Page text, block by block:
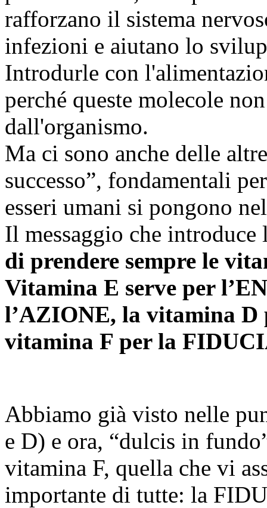
rafforzano il sistema
infezioni e aiutano lo
Introdurle con
perché queste molecole
dall'organismo.
Ma ci sono anche delle
successo”, fondamentali
esseri umani si pongono
Il messaggio che introduce
di prendere sempre le
Vitamina E serve per
l’AZIONE, la vitamina
vitamina F per la
Abbiamo già visto nelle
e D) e ora, “dulcis in
vitamina F, quella che vi
importante di tutte: la